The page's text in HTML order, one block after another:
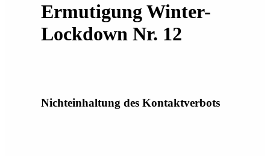
Ermutigung Winter-
Lockdown Nr. 12
Nichteinhaltung des Kontaktverbots